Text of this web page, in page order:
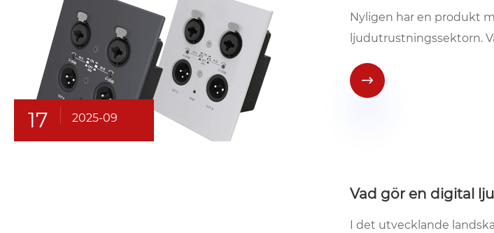
17 2025-09
Nyligen har en produkt
ljudutrustningssektorn.

Vad gör en digital
I det utvecklande